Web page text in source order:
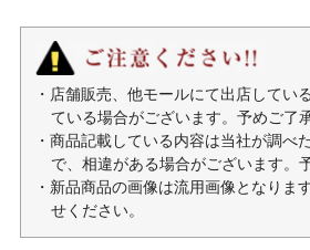
・店舗販売、他モールにて出店してい
ている場合がございます。予めご了
・商品記載している内容は当社が調べ
で、相違がある場合がございます。
・新品商品の画像は流用画像となりま
せください。